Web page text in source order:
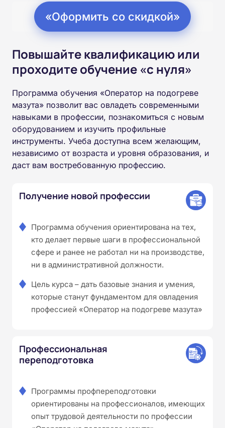
«Оформить со скидкой»
Повышайте квалификацию или
проходите обучение «с нуля»
Программа обучения «Оператор на подогреве
мазута» позволит вас овладеть современными
навыками в профессии, познакомиться с новым
оборудованием и изучить профильные
инструменты. Учеба доступна всем желающим,
независимо от возраста и уровня образования, и
даст вам востребованную профессию.
Получение новой профессии
Программа обучения ориентирована на тех,
кто делает первые шаги в профессиональной
сфере и ранее не работал ни на производстве,
ни в административной должности.
Цель курса – дать базовые знания и умения,
которые станут фундаментом для овладения
профессией «Оператор на подогреве мазута»
Профессиональная
переподготовка
Программы профпереподготовки
ориентированы на профессионалов, имеющих
опыт трудовой деятельности по профессии